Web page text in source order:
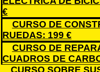
€
CURSO DE
RUEDAS: 199 €
CURSO DE
CUADROS DE
CURSO SOBRE